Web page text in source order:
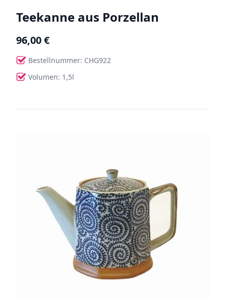
Teekanne aus Porzellan
96,00 €
Bestellnummer: CHG922
Volumen: 1,5l